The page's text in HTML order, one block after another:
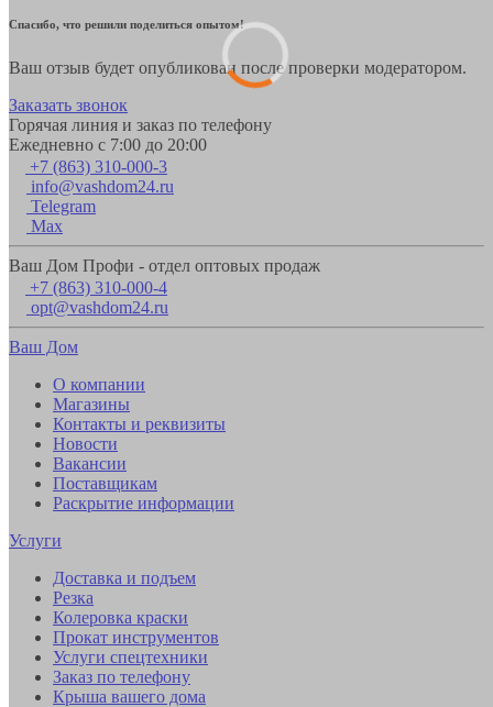
Спасибо, что решили поделиться опытом!
Ваш отзыв будет опубликован после проверки модератором.
Заказать звонок
Горячая линия и заказ по телефону
Ежедневно с 7:00 до 20:00
+7 (863) 310-000-3
info@vashdom24.ru
Telegram
Max
Ваш Дом Профи - отдел оптовых продаж
+7 (863) 310-000-4
opt@vashdom24.ru
Ваш Дом
О компании
Магазины
Контакты и реквизиты
Новости
Вакансии
Поставщикам
Раскрытие информации
Услуги
Доставка и подъем
Резка
Колеровка краски
Прокат инструментов
Услуги спецтехники
Заказ по телефону
Крыша вашего дома